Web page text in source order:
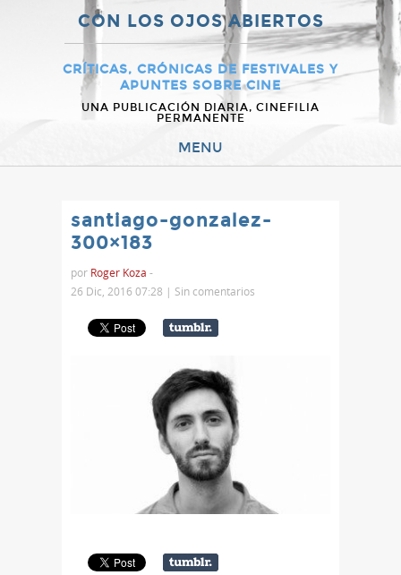
CON LOS OJOS ABIERTOS
CRÍTICAS, CRÓNICAS DE FESTIVALES Y
APUNTES SOBRE CINE
UNA PUBLICACIÓN DIARIA, CINEFILIA
PERMANENTE
MENU
santiago-gonzalez-
300×183
por Roger Koza -
26 Dic, 2016 07:28 | Sin comentarios